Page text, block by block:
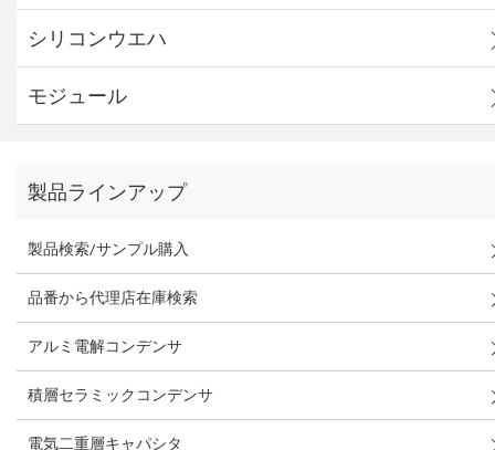
シリコンウエハ
モジュール
製品ラインアップ
製品検索/サンプル購入
品番から代理店在庫検索
アルミ電解コンデンサ
積層セラミックコンデンサ
電気二重層キャパシタ